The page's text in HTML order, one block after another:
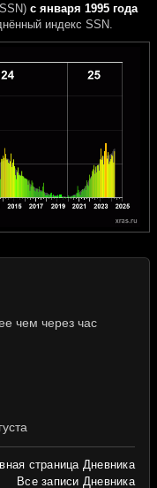
с января 1995 года
индекс SSN.
чем через час
страница Дневника
Все записи Дневника